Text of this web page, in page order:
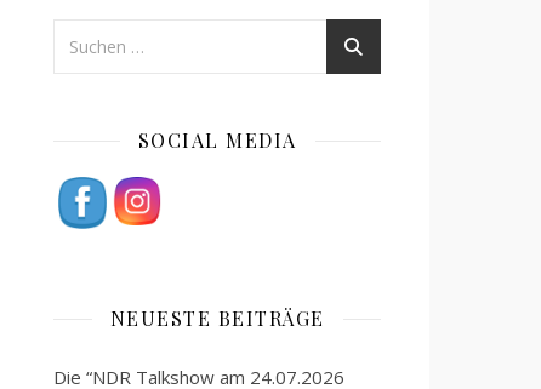
SOCIAL MEDIA
NEUESTE BEITRÄGE
Die “NDR Talkshow am 24.07.2026